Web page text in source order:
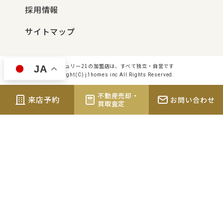
採用情報
サイトマップ
センチュリー21の加盟店は、すべて独立・自営です
Copyright(C) j1homes inc All Rights Reserved.
来店予約
不動産売却・
買取査定
お問い合わせ
JA